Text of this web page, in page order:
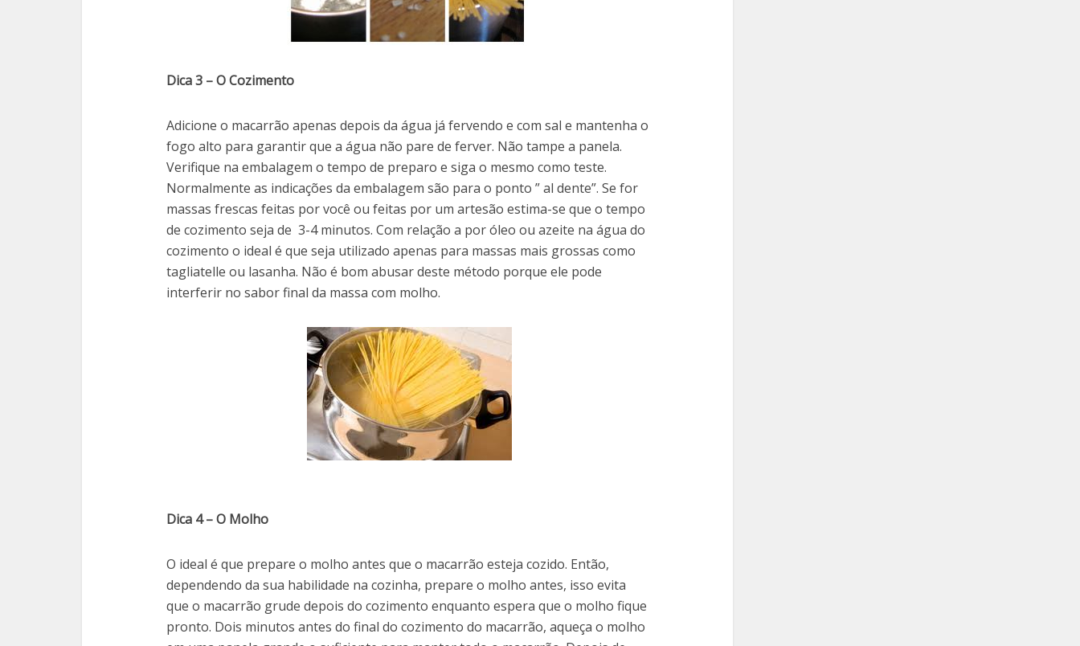
Dica 3 – O Cozimento
Adicione o macarrão apenas depois da água já fervendo e com sal e mantenha o
fogo alto para garantir que a água não pare de ferver. Não tampe a panela.
Verifique na embalagem o tempo de preparo e siga o mesmo como teste.
Normalmente as indicações da embalagem são para o ponto ” al dente”. Se for
massas frescas feitas por você ou feitas por um artesão estima-se que o tempo
de cozimento seja de 3-4 minutos. Com relação a por óleo ou azeite na água do
cozimento o ideal é que seja utilizado apenas para massas mais grossas como
tagliatelle ou lasanha. Não é bom abusar deste método porque ele pode
interferir no sabor final da massa com molho.
Dica 4 – O Molho
O ideal é que prepare o molho antes que o macarrão esteja cozido. Então,
dependendo da sua habilidade na cozinha, prepare o molho antes, isso evita
que o macarrão grude depois do cozimento enquanto espera que o molho fique
pronto. Dois minutos antes do final do cozimento do macarrão, aqueça o molho